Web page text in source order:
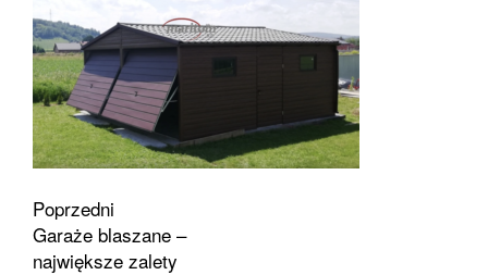
Zobacz
wpisy
Poprzedni
Garaże blaszane –
największe zalety